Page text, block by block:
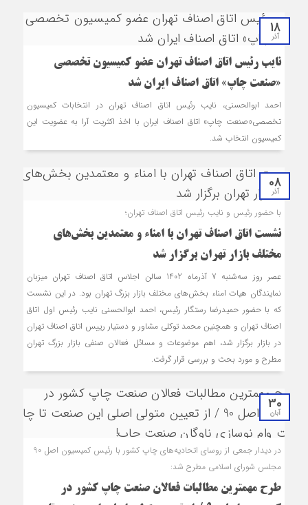
18
آذر
نایب رئیس اتاق اصناف تهران عضو کمیسیون تخصصی
«صنعت چاپ» اتاق اصناف ایران شد
احمد ابوالحسنی، نایب رئیس اتاق اصناف تهران در انتخابات کمیسیون
تخصصی«صنعت چاپ» اتاق اصناف ایران با اخذ اکثریت آرا به عضویت این
کمیسیون انتخاب شد.
08
آذر
با حضور رئیس و نایب رئیس اتاق اصناف تهران؛
نشست اتاق اصناف تهران با امناء و معتمدین بخش‌های
مختلف بازار تهران برگزار شد
عصر روز سه‌شنبه 7 آذرماه 1402 سالن اجلاس اتاق اصناف تهران میزبان
نمایندگان هیات امناء بخش‌های مختلف بازار بزرگ تهران بود. در این نشست
که با حضور حمیدرضا رستگار رئیس، احمد ابوالحسنی نایب رئیس اول اتاق
اصناف تهران و همچنین محمد توکلی مشاور و دستیار رییس اتاق اصناف تهران
در بازار برگزار شد، اهم موضوعات و مسائل فعالان صنفی بازار بزرگ تهران
مطرح و مورد بحث و بررسی قرار گرفت.
30
آبان
در دیدار جمعی از روسای اتحادیه‌های چاپ کشور با رئیس کمیسیون اصل 90
مجلس شورای اسلامی مطرح شد:
طرح مهمترین مطالبات فعالان صنعت چاپ کشور در